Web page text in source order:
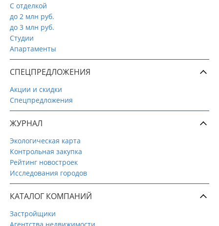
С отделкой
до 2 млн руб.
до 3 млн руб.
Студии
Апартаменты
СПЕЦПРЕДЛОЖЕНИЯ
Акции и скидки
Спецпредложения
ЖУРНАЛ
Экологическая карта
Контрольная закупка
Рейтинг новостроек
Исследования городов
КАТАЛОГ КОМПАНИЙ
Застройщики